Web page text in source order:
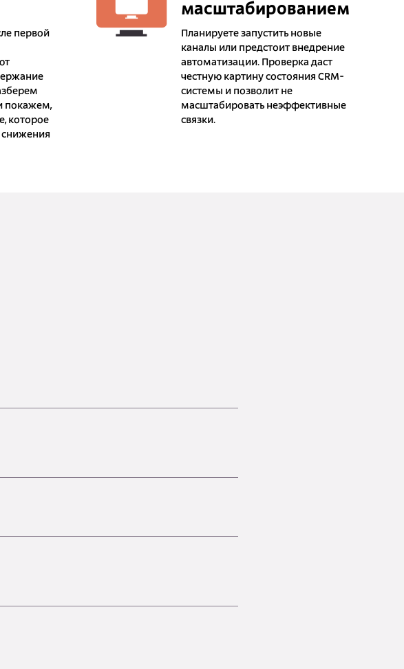
первой
покажем,
которое
снижения
масштабированием
Планируете запустить новые
каналы или предстоит внедрение
автоматизации. Проверка даст
честную картину состояния CRM-
системы и позволит не
масштабировать неэффективные
связки.